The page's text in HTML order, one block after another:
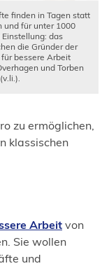
finden in Tagen statt
und für unter 1000
Einstellung: das
die Gründer der
bessere Arbeit
und Torben
zu ermöglichen,
klassischen
Arbeit von
Sie wollen
und